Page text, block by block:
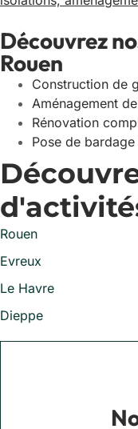
Découvrez
Rouen
Construction de
Aménagement
Rénovation
Pose de bardage
Rouen
Evreux
Le Havre
Dieppe